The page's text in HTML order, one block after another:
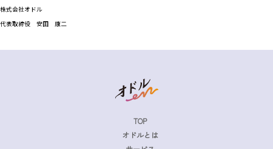
株式会社オドル
代表取締役 安田 康二
TOP
オドルとは